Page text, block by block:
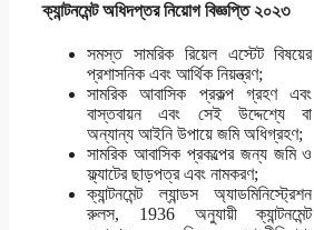
ক্যান্টনমেন্ট অধিদপ্তর নিয়োগ বিজ্ঞপ্তি ২০২৩
সমস্ত সামরিক রিয়েল এস্টেট বিষয়ের
প্রশাসনিক এবং আর্থিক নিয়ন্ত্রণ;
সামরিক আবাসিক প্রকল্প গ্রহণ এবং
বাস্তবায়ন এবং সেই উদ্দেশ্যে বা
অন্যান্য আইনি উপায়ে জমি অধিগ্রহণ;
সামরিক আবাসিক প্রকল্পের জন্য জমি ও
ফ্ল্যাটের ছাড়পত্র এবং নামকরণ;
ক্যান্টনমেন্ট ল্যান্ডস অ্যাডমিনিস্ট্রেশন
রুলস, 1936 অনুযায়ী ক্যান্টনমেন্ট